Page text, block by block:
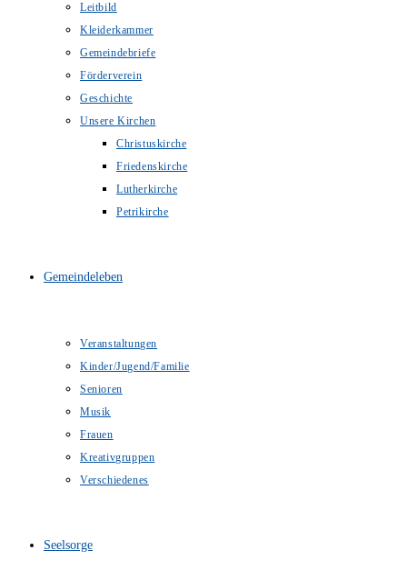
Leitbild
Kleiderkammer
Gemeindebriefe
Förderverein
Geschichte
Unsere Kirchen
Christuskirche
Friedenskirche
Lutherkirche
Petrikirche
Gemeindeleben
Veranstaltungen
Kinder/Jugend/Familie
Senioren
Musik
Frauen
Kreativgruppen
Verschiedenes
Seelsorge